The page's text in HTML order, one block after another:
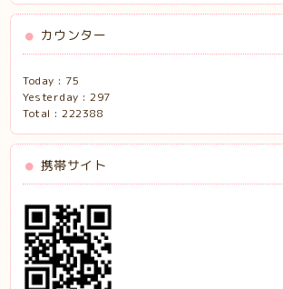
カウンター
Today : 75
Yesterday :297
Total :222388
携帯サイト